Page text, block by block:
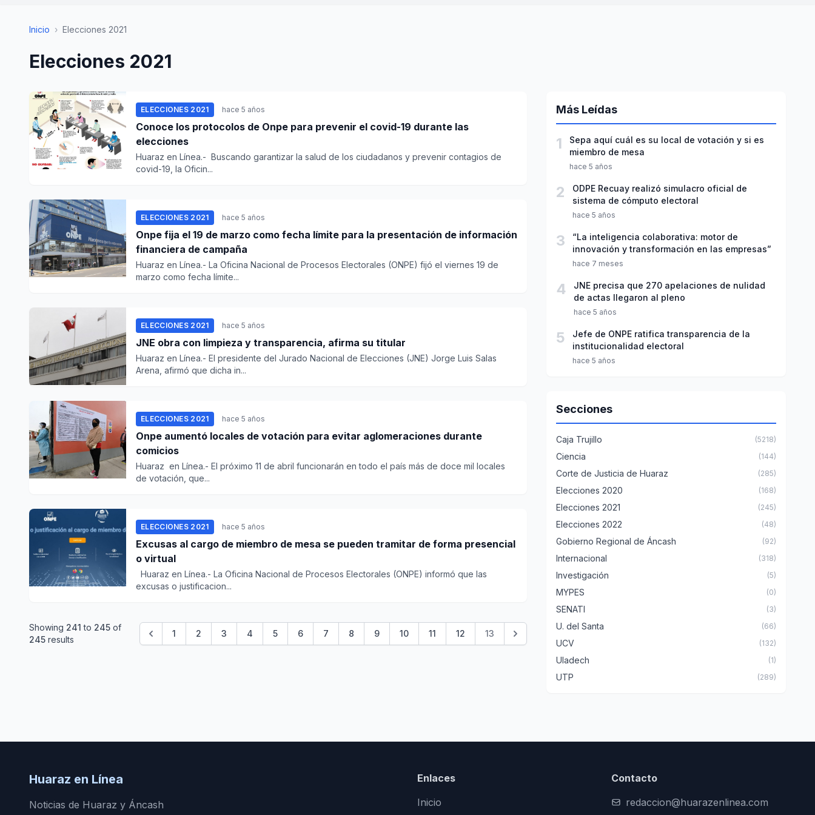
Inicio › Elecciones 2021
Elecciones 2021
ELECCIONES 2021 hace 5 años
Conoce los protocolos de Onpe para prevenir el covid-19 durante las
elecciones
​Huaraz en Línea.- Buscando garantizar la salud de los ciudadanos y prevenir contagios de
covid-19, la Oficin...
ELECCIONES 2021 hace 5 años
Onpe fija el 19 de marzo como fecha límite para la presentación de información
financiera de campaña
Huaraz en Línea.- La Oficina Nacional de Procesos Electorales (ONPE) fijó el viernes 19 de
marzo como fecha límite...
ELECCIONES 2021 hace 5 años
JNE obra con limpieza y transparencia, afirma su titular
Huaraz en Línea.- El presidente del Jurado Nacional de Elecciones (JNE) Jorge Luis Salas
Arena, afirmó que dicha in...
ELECCIONES 2021 hace 5 años
Onpe aumentó locales de votación para evitar aglomeraciones durante
comicios
Huaraz en Línea.- El próximo 11 de abril funcionarán en todo el país más de doce mil locales
de votación, que...
ELECCIONES 2021 hace 5 años
Excusas al cargo de miembro de mesa se pueden tramitar de forma presencial
o virtual
Huaraz en Línea.- La Oficina Nacional de Procesos Electorales (ONPE) informó que las
excusas o justificacion...
Showing 241 to 245 of
245 results
1 2 3 4 5 6 7 8 9 10 11 12 13
Más Leídas
1
Sepa aquí cuál es su local de votación y si es
miembro de mesa
hace 5 años
2
ODPE Recuay realizó simulacro oficial de
sistema de cómputo electoral
hace 5 años
3
“La inteligencia colaborativa: motor de
innovación y transformación en las empresas”
hace 7 meses
4
JNE precisa que 270 apelaciones de nulidad
de actas llegaron al pleno
hace 5 años
5
Jefe de ONPE ratifica transparencia de la
institucionalidad electoral
hace 5 años
Secciones
Caja Trujillo (5218)
Ciencia (144)
Corte de Justicia de Huaraz (285)
Elecciones 2020 (168)
Elecciones 2021 (245)
Elecciones 2022 (48)
Gobierno Regional de Áncash (92)
Internacional (318)
Investigación (5)
MYPES (0)
SENATI (3)
U. del Santa (66)
UCV (132)
Uladech (1)
UTP (289)
Huaraz en Línea
Noticias de Huaraz y Áncash
Enlaces
Inicio
Contacto
redaccion@huarazenlinea.com